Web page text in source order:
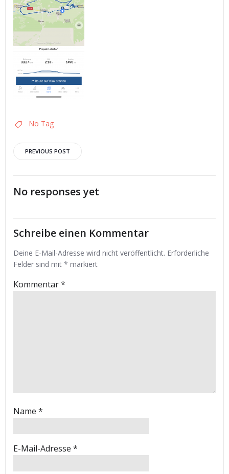
No Tag
Post
navigation
PREVIOUS POST
No responses yet
Schreibe einen Kommentar
Deine E-Mail-Adresse wird nicht veröffentlicht. Erforderliche
Felder sind mit * markiert
Kommentar*
Name *
E-Mail-Adresse *